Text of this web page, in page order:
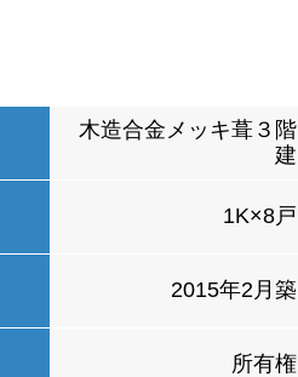
木造合金メッキ葺３階
建
1K×8戸
2015年2月築
所有権